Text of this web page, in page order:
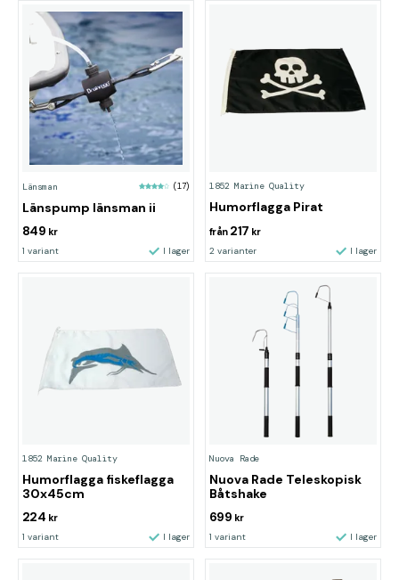
Länsman (17)
Länspump länsman ii
849 kr
1 variant I lager
1852 Marine Quality
Humorflagga Pirat
från 217 kr
2 varianter I lager
1852 Marine Quality
Humorflagga fiskeflagga
30x45cm
224 kr
1 variant I lager
Nuova Rade
Nuova Rade Teleskopisk
Båtshake
699 kr
1 variant I lager